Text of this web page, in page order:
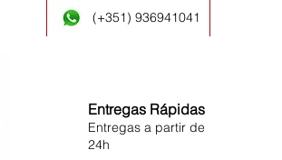
(+351) 936941041
Entregas Rápidas
Entregas a partir de
24h